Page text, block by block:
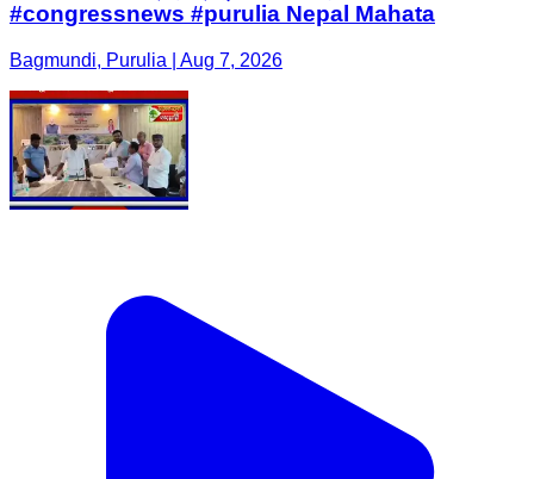
#congressnews #purulia Nepal Mahata
Bagmundi, Purulia | Aug 7, 2026